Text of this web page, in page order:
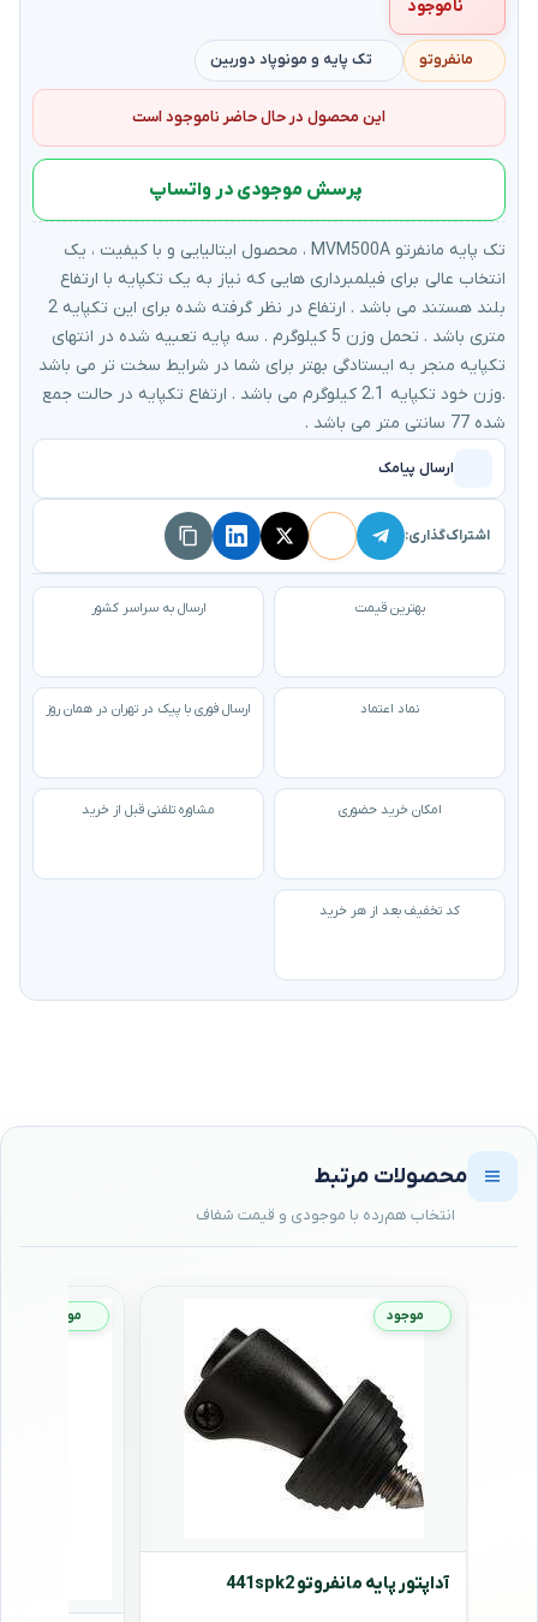
ناموجود
مانفروتو تک پایه و مونوپاد دوربین
این محصول در حال حاضر ناموجود است
پرسش موجودی در واتساپ
تک پایه مانفرتو MVM500A ، محصول ایتالیایی و با کیفیت ، یک
انتخاب عالی برای فیلمبرداری هایی که نیاز به یک تکپایه با ارتفاع
بلند هستند می باشد . ارتفاع در نظر گرفته شده برای این تکپایه 2
متری باشد . تحمل وزن 5 کیلوگرم . سه پایه تعبیه شده در انتهای
تکپایه منجر به ایستادگی بهتر برای شما در شرایط سخت تر می باشد
.وزن خود تکپایه 2.1 کیلوگرم می باشد . ارتفاع تکپایه در حالت جمع
شده 77 سانتی متر می باشد .
ارسال پیامک
اشتراک‌گذاری:
بهترین قیمت ارسال به سراسر کشور
نماد اعتماد ارسال فوری با پیک در تهران در همان روز
امکان خرید حضوری مشاوره تلفنی قبل از خرید
کد تخفیف بعد از هر خرید
محصولات مرتبط
موجود
آداپتور پایه مانفروتو 441spk2
موجود